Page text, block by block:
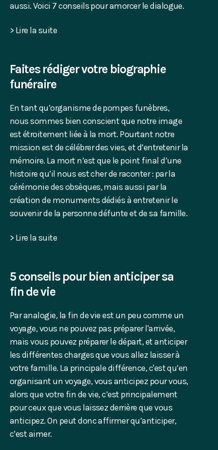
aussi. Voici 7 conseils pour amorcer le dialogue.
> Lire la suite
Faites rédiger votre biographie
funéraire
En tant qu’organisme de pompes funèbres,
nous sommes bien conscient que notre image
est étroitement liée à la mort. Pourtant notre
mission est de célébrer des vies, et d’entretenir la
mémoire. La mort n’est que le point final d’une
histoire qu’il nous est cher de raconter : par la
cérémonie des obsèques, mais aussi par la
création de monuments dédiés à entretenir le
souvenir de la personne défunte et de sa famille.
> Lire la suite
5 conseils pour bien anticiper sa
fin de vie
Par analogie, la fin de vie est un peu comme un
voyage, vous ne pouvez pas préparer l'arrivée,
mais vous pouvez préparer le départ, et anticiper
les différentes charges que vous allez laisser à
votre famille. La principale différence, c'est qu’en
organisant un voyage, vous anticipez pour vous,
alors que votre fin de vie, c’est principalement
pour ceux que vous laissez derrière que vous
anticipez. On peut donc affirmer qu’anticiper,
c’est aimer.